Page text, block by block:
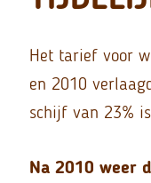
Het tarief voor
en 2010
schijf van 23%
Na 2010 weer